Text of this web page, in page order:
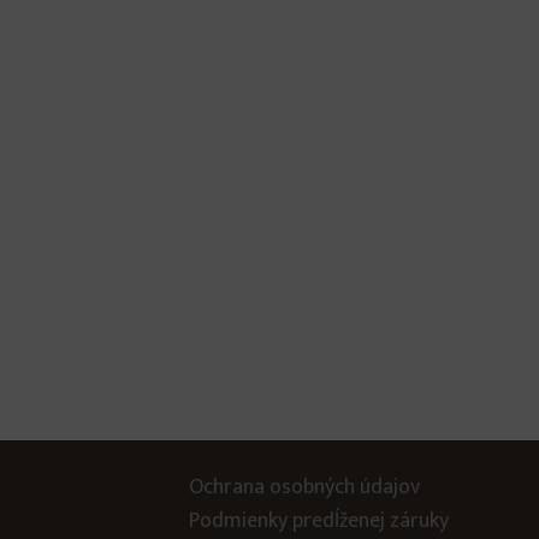
Ochrana osobných údajov
Podmienky predĺženej záruky